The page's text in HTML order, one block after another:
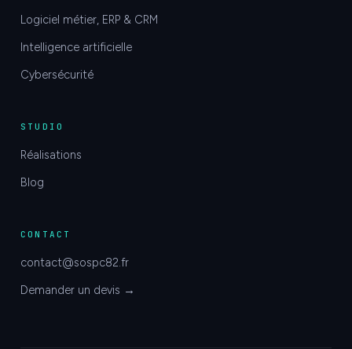
Logiciel métier, ERP & CRM
Intelligence artificielle
Cybersécurité
STUDIO
Réalisations
Blog
CONTACT
contact@sospc82.fr
Demander un devis →